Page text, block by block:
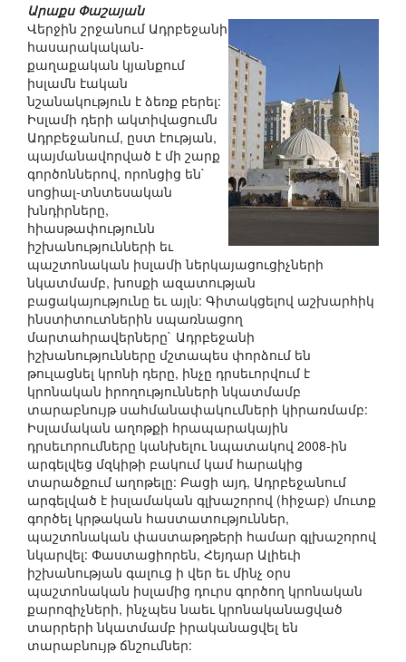
Արաքս Փաշայան
Վերջին շրջանում Ադրբեջանի
հասարակական-
քաղաքական կյանքում
իսլամն էական
նշանակություն է ձեռք բերել:
Իսլամի դերի ակտիվացումն
Ադրբեջանում, ըստ էության,
պայմանավորված է մի շարք
գործոններով, որոնցից են`
սոցիալ-տնտեսական
խնդիրները,
հիասթափությունն
իշխանությունների եւ
պաշտոնական իսլամի ներկայացուցիչների
նկատմամբ, խոսքի ազատության
բացակայությունը եւ այլն: Գիտակցելով աշխարհիկ
ինստիտուտներին սպառնացող
մարտահրավերները` Ադրբեջանի
իշխանությունները մշտապես փորձում են
թուլացնել կրոնի դերը, ինչը դրսեւորվում է
կրոնական իրողությունների նկատմամբ
տարաբնույթ սահմանափակումների կիրառմամբ:
Իսլամական աղոթքի հրապարակային
դրսեւորումները կանխելու նպատակով 2008-ին
արգելվեց մզկիթի բակում կամ հարակից
տարածքում աղոթելը: Բացի այդ, Ադրբեջանում
արգելված է իսլամական գլխաշորով (հիջաբ) մուտք
գործել կրթական հաստատություններ,
պաշտոնական փաստաթղթերի համար գլխաշորով
նկարվել: Փաստացիորեն, Հեյդար Ալիեւի
իշխանության գալուց ի վեր եւ մինչ օրս
պաշտոնական իսլամից դուրս գործող կրոնական
քարոզիչների, ինչպես նաեւ կրոնականացված
տարրերի նկատմամբ իրականացվել են
տարաբնույթ ճնշումներ: